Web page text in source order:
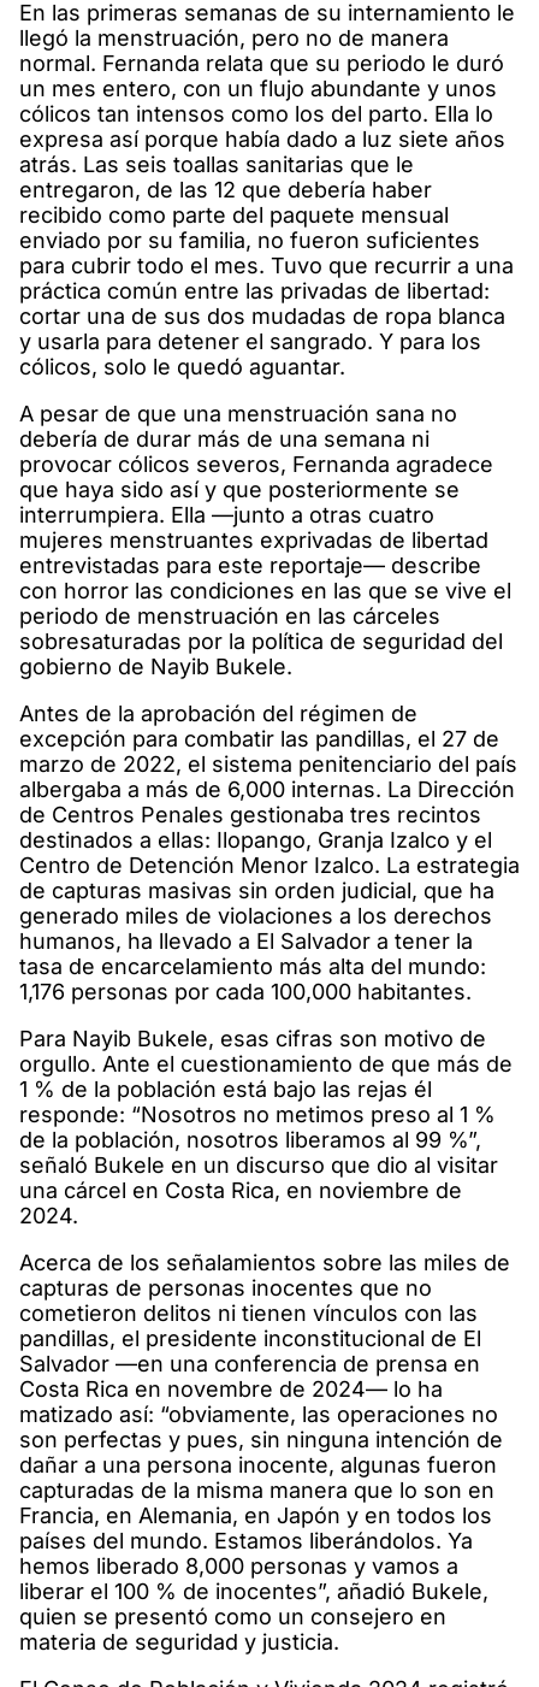
En las primeras semanas de su internamiento le
llegó la menstruación, pero no de manera
normal. Fernanda relata que su periodo le duró
un mes entero, con un flujo abundante y unos
cólicos tan intensos como los del parto. Ella lo
expresa así porque había dado a luz siete años
atrás. Las seis toallas sanitarias que le
entregaron, de las 12 que debería haber
recibido como parte del paquete mensual
enviado por su familia, no fueron suficientes
para cubrir todo el mes. Tuvo que recurrir a una
práctica común entre las privadas de libertad:
cortar una de sus dos mudadas de ropa blanca
y usarla para detener el sangrado. Y para los
cólicos, solo le quedó aguantar.
A pesar de que una menstruación sana no
debería de durar más de una semana ni
provocar cólicos severos, Fernanda agradece
que haya sido así y que posteriormente se
interrumpiera. Ella —junto a otras cuatro
mujeres menstruantes exprivadas de libertad
entrevistadas para este reportaje— describe
con horror las condiciones en las que se vive el
periodo de menstruación en las cárceles
sobresaturadas por la política de seguridad del
gobierno de Nayib Bukele.
Antes de la aprobación del régimen de
excepción para combatir las pandillas, el 27 de
marzo de 2022, el sistema penitenciario del país
albergaba a más de 6,000 internas. La Dirección
de Centros Penales gestionaba tres recintos
destinados a ellas: Ilopango, Granja Izalco y el
Centro de Detención Menor Izalco. La estrategia
de capturas masivas sin orden judicial, que ha
generado miles de violaciones a los derechos
humanos, ha llevado a El Salvador a tener la
tasa de encarcelamiento más alta del mundo:
1,176 personas por cada 100,000 habitantes.
Para Nayib Bukele, esas cifras son motivo de
orgullo. Ante el cuestionamiento de que más de
1 % de la población está bajo las rejas él
responde: “Nosotros no metimos preso al 1 %
de la población, nosotros liberamos al 99 %”,
señaló Bukele en un discurso que dio al visitar
una cárcel en Costa Rica, en noviembre de
2024.
Acerca de los señalamientos sobre las miles de
capturas de personas inocentes que no
cometieron delitos ni tienen vínculos con las
pandillas, el presidente inconstitucional de El
Salvador —en una conferencia de prensa en
Costa Rica en novembre de 2024— lo ha
matizado así: “obviamente, las operaciones no
son perfectas y pues, sin ninguna intención de
dañar a una persona inocente, algunas fueron
capturadas de la misma manera que lo son en
Francia, en Alemania, en Japón y en todos los
países del mundo. Estamos liberándolos. Ya
hemos liberado 8,000 personas y vamos a
liberar el 100 % de inocentes”, añadió Bukele,
quien se presentó como un consejero en
materia de seguridad y justicia.